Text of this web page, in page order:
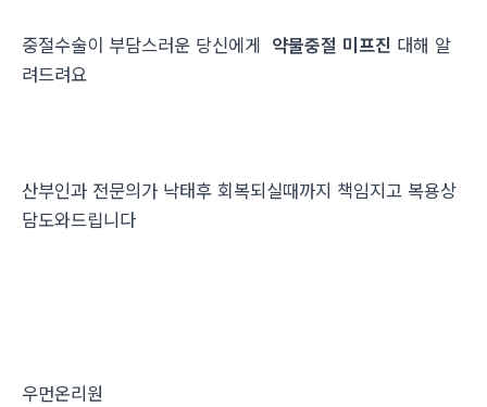
중절수술이 부담스러운 당신에게 약물중절 미프진 대해 알
려드려요
산부인과 전문의가 낙태후 회복되실때까지 책임지고 복용상
담도와드립니다
우먼온리원